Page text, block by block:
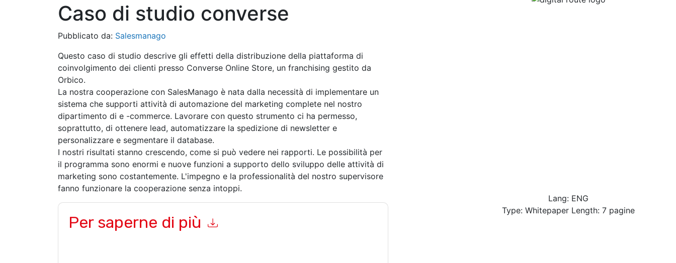
Caso di studio converse
Pubblicato da: Salesmanago
Questo caso di studio descrive gli effetti della distribuzione della piattaforma di
coinvolgimento dei clienti presso Converse Online Store, un franchising gestito da
Orbico.
La nostra cooperazione con SalesManago è nata dalla necessità di implementare un
sistema che supporti attività di automazione del marketing complete nel nostro
dipartimento di e -commerce. Lavorare con questo strumento ci ha permesso,
soprattutto, di ottenere lead, automatizzare la spedizione di newsletter e
personalizzare e segmentare il database.
I nostri risultati stanno crescendo, come si può vedere nei rapporti. Le possibilità per
il programma sono enormi e nuove funzioni a supporto dello sviluppo delle attività di
marketing sono costantemente. L'impegno e la professionalità del nostro supervisore
fanno funzionare la cooperazione senza intoppi.
Per saperne di più
Lang: ENG
Type: Whitepaper Length: 7 pagine